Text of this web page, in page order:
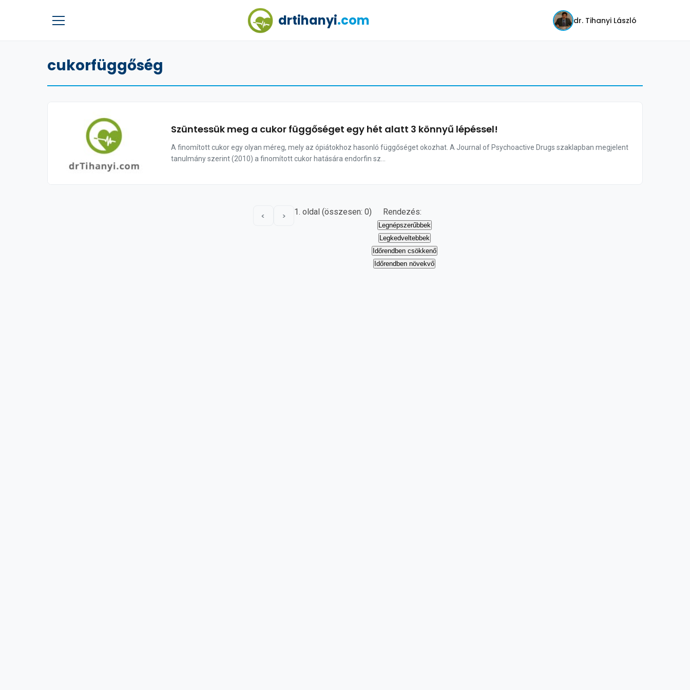
drtihanyi.com dr. Tihanyi László
cukorfüggőség
Szüntessük meg a cukor függőséget egy hét alatt 3 könnyű lépéssel!
A finomított cukor egy olyan méreg, mely az ópiátokhoz hasonló függőséget okozhat. A Journal of Psychoactive Drugs szaklapban megjelent
tanulmány szerint (2010) a finomított cukor hatására endorfin sz...
< > 1. oldal (összesen: 0) Rendezés: